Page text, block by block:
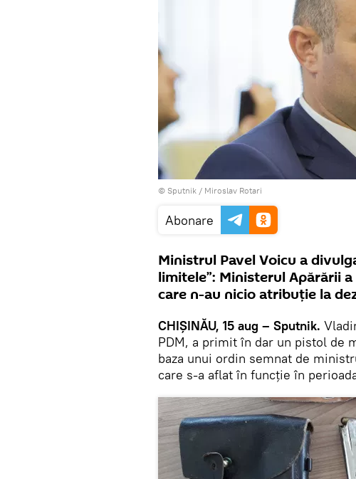
© Sputnik / Miroslav Rotari
Abonare
Ministrul Pavel Voicu a
limitele”: Ministerul Apărării
care n-au nicio atribuție la
CHIȘINĂU, 15 aug – Sputnik.
PDM, a primit în dar un pistol de
baza unui ordin semnat de
care s-a aflat în funcție în